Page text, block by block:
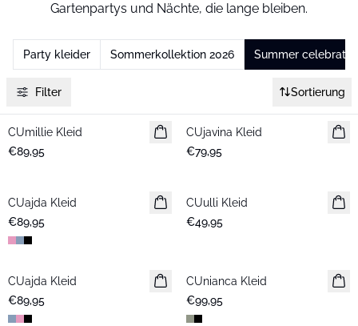
Gartenpartys und Nächte, die lange bleiben.
Party kleider Sommerkollektion 2026 Summer
Filter Sortierung
Neuheiten
CUmillie Kleid
€89,95
Neuheiten
CUjavina Kleid
€79,95
Neuheiten
CUajda Kleid
€89,95
Neuheiten
CUulli Kleid
€49,95
Neuheiten
CUajda Kleid
€89,95
Neuheiten
CUnianca Kleid
€99,95